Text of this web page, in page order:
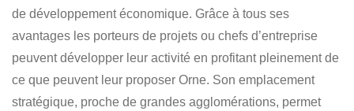
de développement économique. Grâce à tous ses
avantages les porteurs de projets ou chefs d’entreprise
peuvent développer leur activité en profitant pleinement de
ce que peuvent leur proposer Orne. Son emplacement
stratégique, proche de grandes agglomérations, permet